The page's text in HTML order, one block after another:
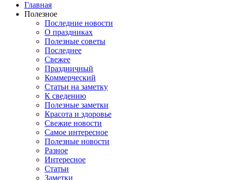
Главная
Полезное
Последние новости
О праздниках
Полезные советы
Последнее
Свежее
Праздничный
Коммерческий
Статьи на заметку
К сведению
Полезные заметки
Красота и здоровье
Свежие новости
Самое интересное
Полезные новости
Разное
Интересное
Статьи
Заметки